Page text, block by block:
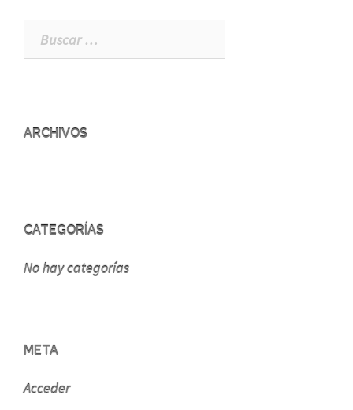
Buscar:
ARCHIVOS
CATEGORÍAS
No hay categorías
META
Acceder